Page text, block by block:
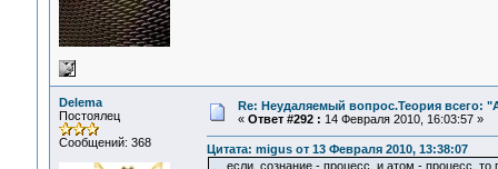
Delema
Постоялец
Сообщений: 368
Re: Неудаляемый вопрос.Теория всего:
« Ответ #292 : 14 Февраля 2010, 16:03:57 »
Цитата: migus от 13 Февраля 2010, 13:38:07
... если, сознание - процесс, и атом - процесс,